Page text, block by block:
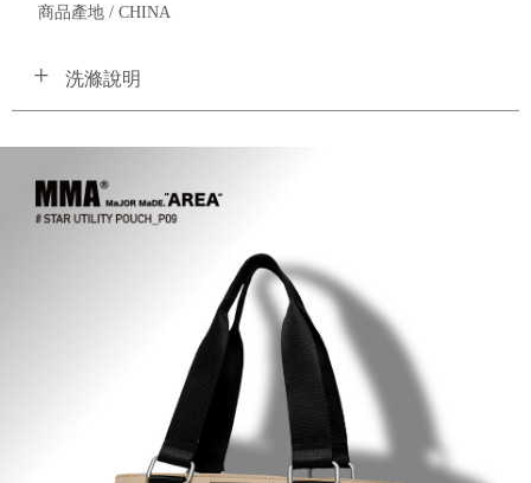
商品產地 / CHINA
洗滌說明